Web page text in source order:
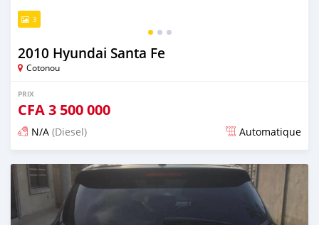
3
2010 Hyundai Santa Fe
Cotonou
PRIX
CFA3 500 000
N/A (Diesel) Automatique
Publié il y a presque 6 ans